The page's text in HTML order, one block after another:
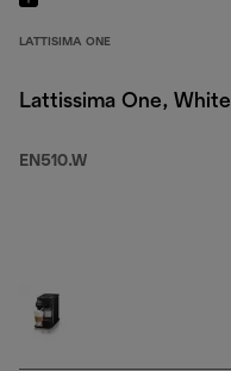
LATTISIMA ONE
Lattissima One, White
EN510.W